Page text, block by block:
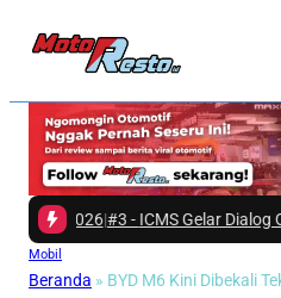
#3 -ICMS Gelar Dialog
Mobil
Beranda » BYD M6 Kini Dibekali